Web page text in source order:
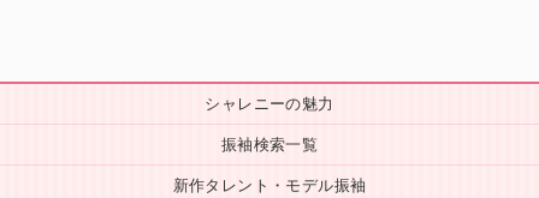
シャレニーの魅力
振袖検索一覧
新作タレント・モデル振袖